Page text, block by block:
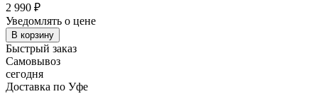
2 990 ₽
Уведомлять о цене
В корзину
Быстрый заказ
Самовывоз
сегодня
Доставка по Уфе